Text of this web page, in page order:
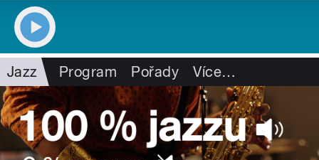
Jazz Program Pořady Více…